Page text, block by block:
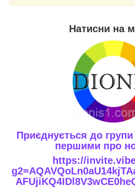
Натисни на
Приєднується до групи
першими про
https://